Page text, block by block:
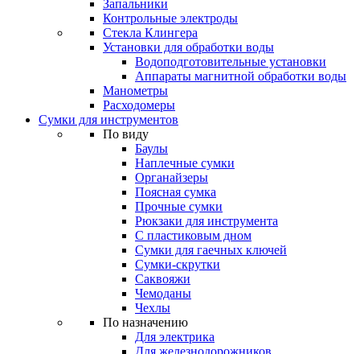
Запальники
Контрольные электроды
Стекла Клингера
Установки для обработки воды
Водоподготовительные установки
Аппараты магнитной обработки воды
Манометры
Расходомеры
Сумки для инструментов
По виду
Баулы
Наплечные сумки
Органайзеры
Поясная сумка
Прочные сумки
Рюкзаки для инструмента
С пластиковым дном
Сумки для гаечных ключей
Сумки-скрутки
Саквояжи
Чемоданы
Чехлы
По назначению
Для электрика
Для железнодорожников